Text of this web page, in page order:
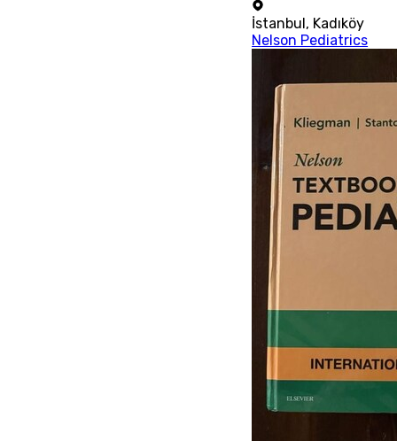
İstanbul , Kadıköy
Nelson Pediatrics